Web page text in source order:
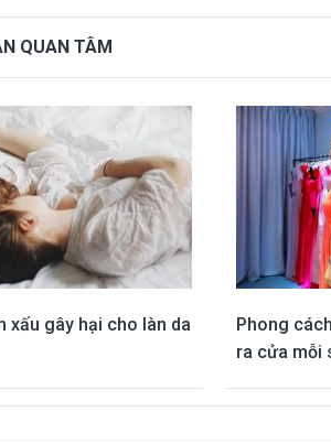
QUAN TÂM
xấu gây hại cho làn da
Phong
ra cửa mỗi